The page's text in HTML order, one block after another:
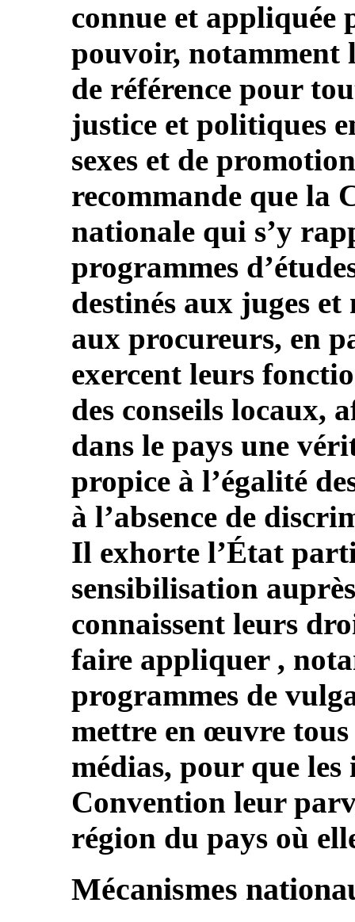
connue et appliquée
pouvoir, notamment
de référence pour
justice et politiques
sexes et de
recommande que la
nationale qui s’y
programmes
destinés aux juges
aux procureurs, en
exercent leurs
des conseils locaux,
dans le pays une
propice à l’égalité
à l’absence de
Il exhorte l’État
sensibilisation
connaissent leurs
faire appliquer ,
programmes de
mettre en œuvre tous
médias, pour que
Convention leur
région du pays où
Mécanismes